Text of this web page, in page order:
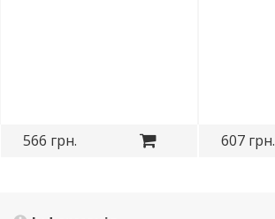
566 грн. 607 грн.